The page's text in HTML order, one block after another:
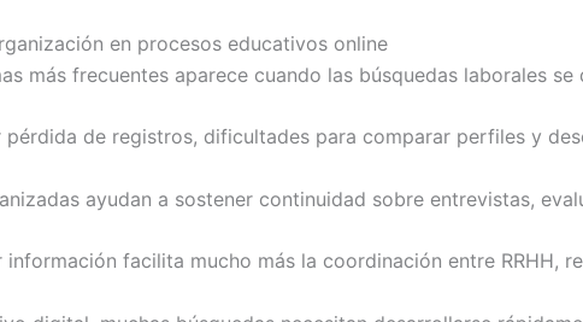
en procesos educativos online
más frecuentes aparece cuando las búsquedas laborales
pérdida de registros, dificultades para comparar perfiles y
ayudan a sostener continuidad sobre entrevistas,
información facilita mucho más la coordinación entre RRHH,